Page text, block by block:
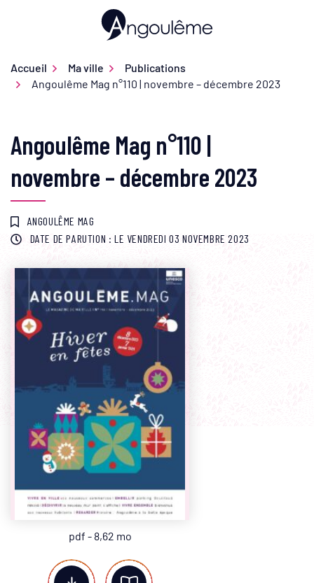
Ville d'Angoulême
Accueil Ma ville
Publications
Angoulême Mag n°110 | novembre – décembre 2023
Angoulême Mag n°110 |
novembre – décembre 2023
ANGOULÊME MAG
DATE DE PARUTION : LE VENDREDI 03 NOVEMBRE 2023
pdf - 8,62 mo